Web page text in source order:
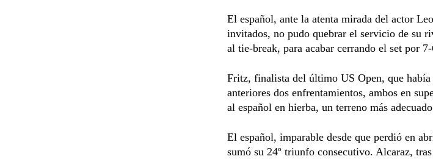
El español, ante la atenta mirada del actor
invitados, no pudo quebrar el servicio de su
al tie-break, para acabar cerrando el set por
Fritz, finalista del último US Open, que
anteriores dos enfrentamientos, ambos en
al español en hierba, un terreno más
El español, imparable desde que perdió en
sumó su 24º triunfo consecutivo. Alcaraz,